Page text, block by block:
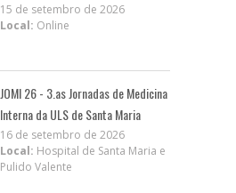
15 de setembro de 2026
Local: Online
JOMI 26 - 3.as Jornadas de Medicina
Interna da ULS de Santa Maria
16 de setembro de 2026
Local: Hospital de Santa Maria e
Pulido Valente